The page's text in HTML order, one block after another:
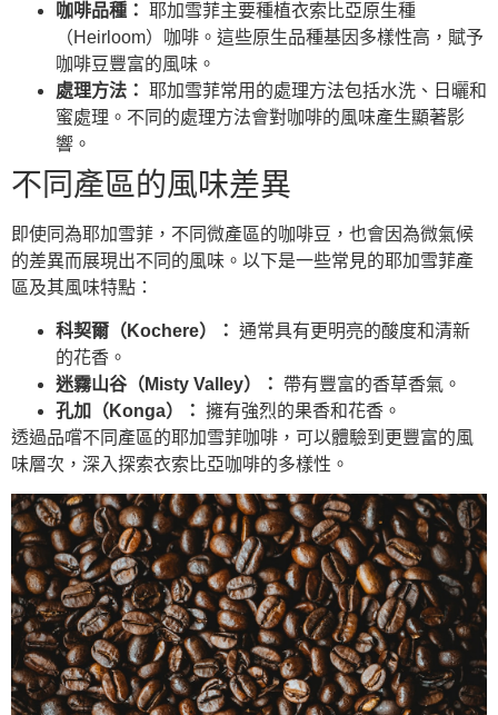
咖啡品種： 耶加雪菲主要種植衣索比亞原生種
（Heirloom）咖啡。這些原生品種基因多樣性高，賦予
咖啡豆豐富的風味。
處理方法： 耶加雪菲常用的處理方法包括水洗、日曬和
蜜處理。不同的處理方法會對咖啡的風味產生顯著影
響。
不同產區的風味差異
即使同為耶加雪菲，不同微產區的咖啡豆，也會因為微氣候
的差異而展現出不同的風味。以下是一些常見的耶加雪菲產
區及其風味特點：
科契爾（Kochere）： 通常具有更明亮的酸度和清新
的花香。
迷霧山谷（Misty Valley）：
帶有豐富的香草香氣。
孔加（Konga）： 擁有強烈的果香和花香。
透過品嚐不同產區的耶加雪菲咖啡，可以體驗到更豐富的風
味層次，深入探索衣索比亞咖啡的多樣性。